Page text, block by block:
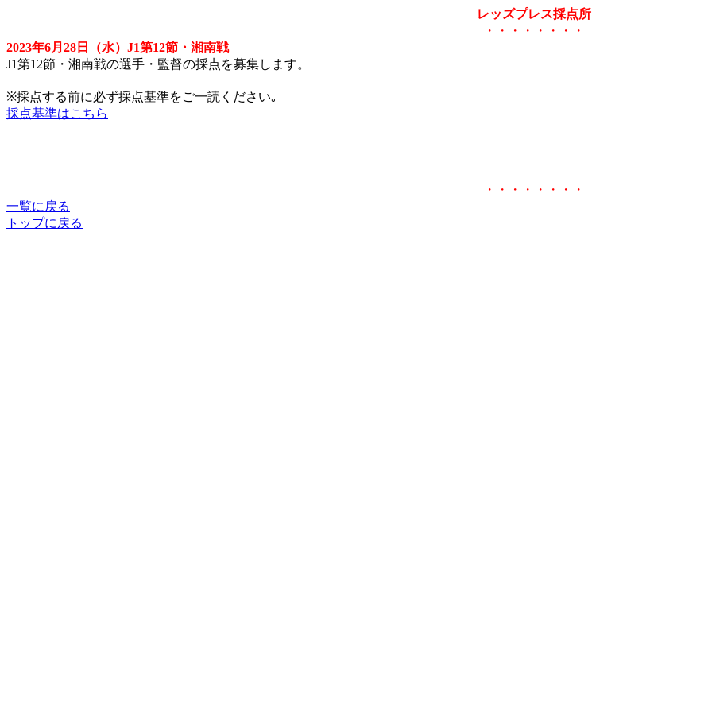
レッズプレス採点所
・・・・・・・・
2023年6月28日（水）J1第12節・湘南戦
J1第12節・湘南戦の選手・監督の採点を募集します。
※採点する前に必ず採点基準をご一読ください｡
採点基準はこちら
・・・・・・・・
一覧に戻る
トップに戻る